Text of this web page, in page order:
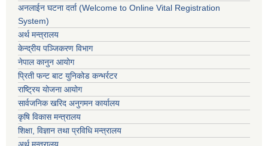
अनलाईन घटना दर्ता (Welcome to Online Vital Registration
System)
अर्थ मन्त्रालय
केन्द्रीय पञ्जिकरण विभाग
नेपाल कानुन आयोग
प्रिती फन्ट बाट युनिकोड कन्भर्रटर
राष्ट्रिय योजना आयोग
सार्वजनिक खरिद अनुगमन कार्यालय
कृषि विकास मन्त्रालय
शिक्षा, विज्ञान तथा प्रविधि मन्त्रालय